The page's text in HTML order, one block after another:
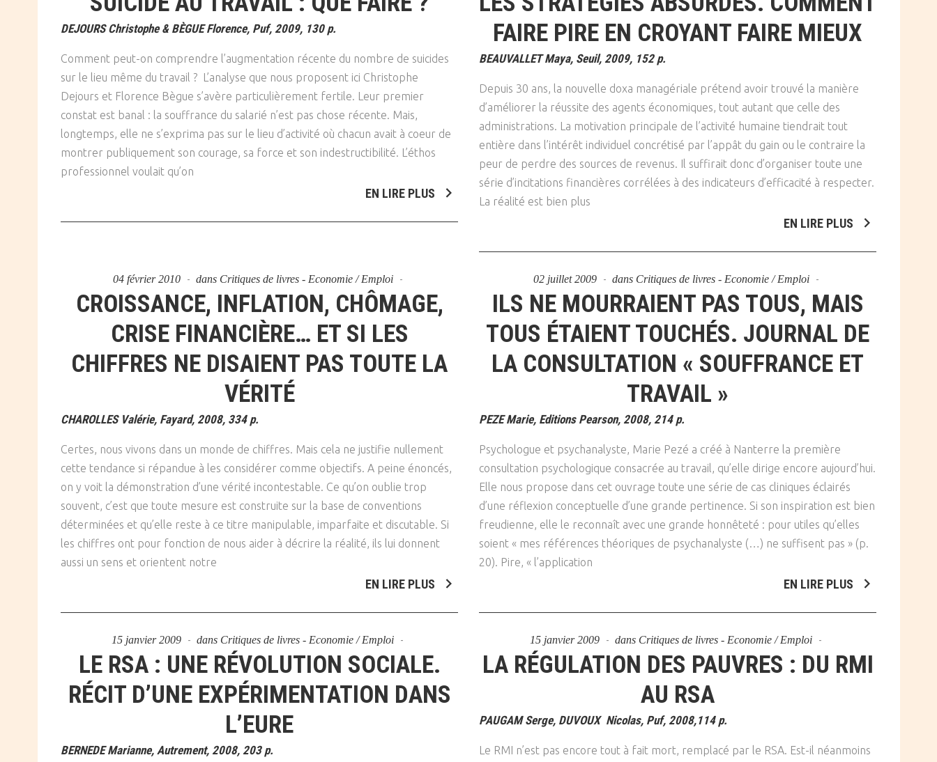
Violence / Maltraitance
Agression Sexuelle
Délinquance
Banlieue
Protection De L'enfance
Accueil – Placement
Psychanalyse
Psychiatrie
Psychologie
Sexualité
Sociologie
Droit
Économie / Emploi
Justice
Politique
Religion
Scolarité
Romans / Médias
DEJOURS Christophe & BÈGUE Florence, Puf, 2009, 130 p.
Comment peut-on comprendre l’augmentation récente du nombre de suicides
sur le lieu même du travail ? L’analyse que nous proposent ici Christophe
Dejours et Florence Bègue s’avère particulièrement fertile. Leur premier
constat est banal : la souffrance du salarié n’est pas chose récente. Mais,
longtemps, elle ne s’exprima pas sur le lieu d’activité où chacun avait à coeur de
montrer publiquement son courage, sa force et son indestructibilité. L’éthos
professionnel voulait qu’on
EN LIRE PLUS
FAIRE PIRE EN CROYANT FAIRE MIEUX
BEAUVALLET Maya, Seuil, 2009, 152 p.
Depuis 30 ans, la nouvelle doxa managériale prétend avoir trouvé la manière
d’améliorer la réussite des agents économiques, tout autant que celle des
administrations. La motivation principale de l’activité humaine tiendrait tout
entière dans l’intérêt individuel concrétisé par l’appât du gain ou le contraire la
peur de perdre des sources de revenus. Il suffirait donc d’organiser toute une
série d’incitations financières corrélées à des indicateurs d’efficacité à respecter.
La réalité est bien plus
EN LIRE PLUS
04 février 2010 dans Critiques de livres - Economie / Emploi
CROISSANCE, INFLATION, CHÔMAGE,
CRISE FINANCIÈRE… ET SI LES
CHIFFRES NE DISAIENT PAS TOUTE LA
VÉRITÉ
CHAROLLES Valérie, Fayard, 2008, 334 p.
Certes, nous vivons dans un monde de chiffres. Mais cela ne justifie nullement
cette tendance si répandue à les considérer comme objectifs. A peine énoncés,
on y voit la démonstration d’une vérité incontestable. Ce qu’on oublie trop
souvent, c’est que toute mesure est construite sur la base de conventions
déterminées et qu’elle reste à ce titre manipulable, imparfaite et discutable. Si
les chiffres ont pour fonction de nous aider à décrire la réalité, ils lui donnent
aussi un sens et orientent notre
EN LIRE PLUS
02 juillet 2009 dans Critiques de livres - Economie / Emploi
ILS NE MOURRAIENT PAS TOUS, MAIS
TOUS ÉTAIENT TOUCHÉS. JOURNAL DE
LA CONSULTATION « SOUFFRANCE ET
TRAVAIL »
PEZE Marie, Editions Pearson, 2008, 214 p.
Psychologue et psychanalyste, Marie Pezé a créé à Nanterre la première
consultation psychologique consacrée au travail, qu’elle dirige encore aujourd’hui.
Elle nous propose dans cet ouvrage toute une série de cas cliniques éclairés
d’une réflexion conceptuelle d’une grande pertinence. Si son inspiration est bien
freudienne, elle le reconnaît avec une grande honnêteté : pour utiles qu’elles
soient « mes références théoriques de psychanalyste (…) ne suffisent pas » (p.
20). Pire, « l’application
EN LIRE PLUS
15 janvier 2009 dans Critiques de livres - Economie / Emploi
LE RSA : UNE RÉVOLUTION SOCIALE.
RÉCIT D’UNE EXPÉRIMENTATION DANS
L’EURE
BERNEDE Marianne, Autrement, 2008, 203 p.
15 janvier 2009 dans Critiques de livres - Economie / Emploi
LA RÉGULATION DES PAUVRES : DU RMI
AU RSA
PAUGAM Serge, DUVOUX Nicolas, Puf, 2008,114 p.
Le RMI n’est pas encore tout à fait mort, remplacé par le RSA. Est-il néanmoins